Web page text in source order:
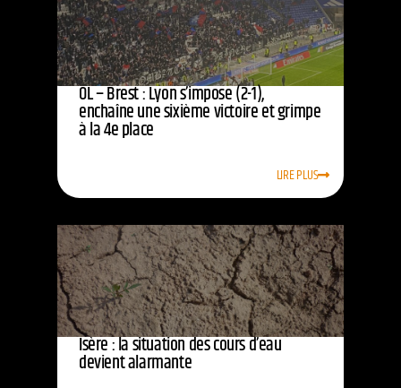
OL – Brest : Lyon s’impose (2-1),
enchaîne une sixième victoire et grimpe
à la 4e place
LIRE PLUS
Isère : la situation des cours d’eau
devient alarmante